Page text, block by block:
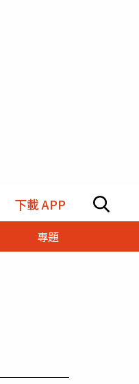
下載 APP
專題